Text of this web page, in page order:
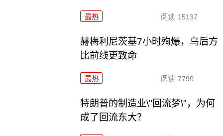
最热 阅读 15137
赫梅利尼茨基7小时殉爆，乌后方
比前线更致命
最热 阅读 7790
特朗普的制造业\"回流梦\"，为何
成了回流东大？